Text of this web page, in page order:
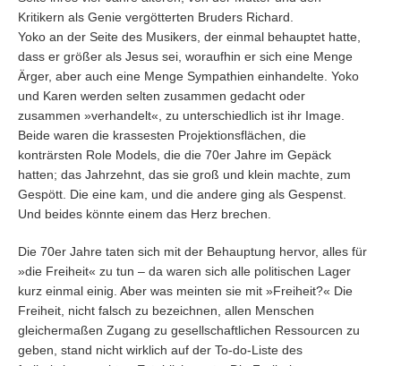
Kritikern als Genie vergötterten Bruders Richard.
Yoko an der Seite des Musikers, der einmal behauptet hatte,
dass er größer als Jesus sei, woraufhin er sich eine Menge
Ärger, aber auch eine Menge Sympathien einhandelte. Yoko
und Karen werden selten zusammen gedacht oder
zusammen »verhandelt«, zu unterschiedlich ist ihr Image.
Beide waren die krassesten Projektionsflächen, die
konträrsten Role Models, die die 70er Jahre im Gepäck
hatten; das Jahrzehnt, das sie groß und klein machte, zum
Gespött. Die eine kam, und die andere ging als Gespenst.
Und beides könnte einem das Herz brechen.
Die 70er Jahre taten sich mit der Behauptung hervor, alles für
»die Freiheit« zu tun – da waren sich alle politischen Lager
kurz einmal einig. Aber was meinten sie mit »Freiheit?« Die
Freiheit, nicht falsch zu bezeichnen, allen Menschen
gleichermaßen Zugang zu gesellschaftlichen Ressourcen zu
geben, stand nicht wirklich auf der To-do-Liste des